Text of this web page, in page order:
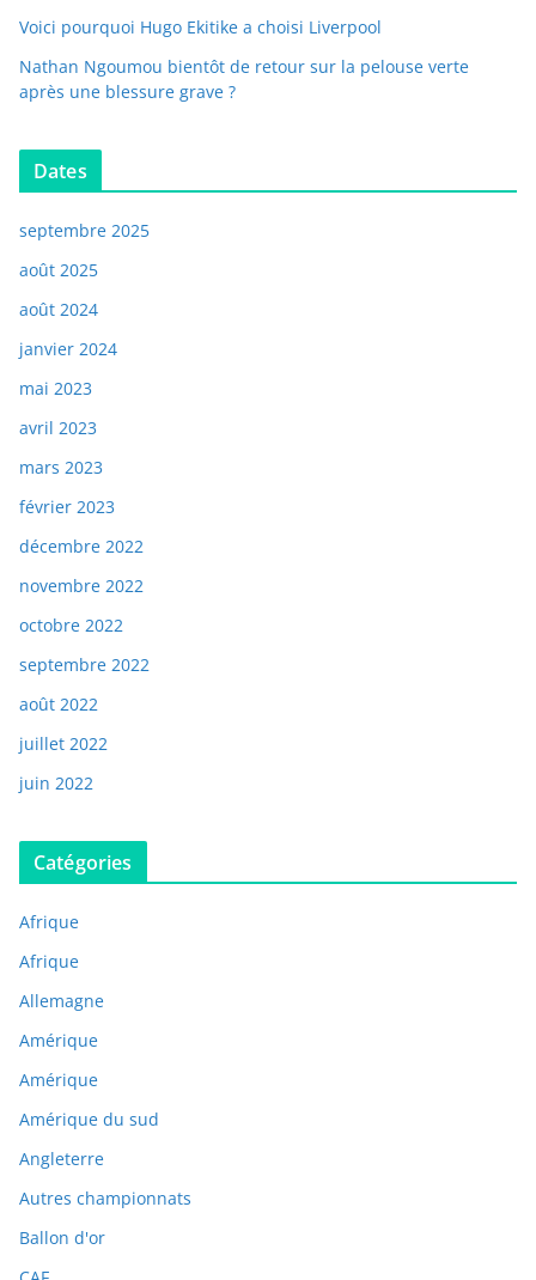
Voici pourquoi Hugo Ekitike a choisi Liverpool
Nathan Ngoumou bientôt de retour sur la pelouse verte
après une blessure grave ?
Dates
septembre 2025
août 2025
août 2024
janvier 2024
mai 2023
avril 2023
mars 2023
février 2023
décembre 2022
novembre 2022
octobre 2022
septembre 2022
août 2022
juillet 2022
juin 2022
Catégories
Afrique
Afrique
Allemagne
Amérique
Amérique
Amérique du sud
Angleterre
Autres championnats
Ballon d'or